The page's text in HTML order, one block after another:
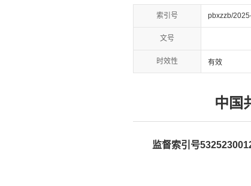
索引号 pbxzzb/
文号
时效性 有效
中国
监督索引号